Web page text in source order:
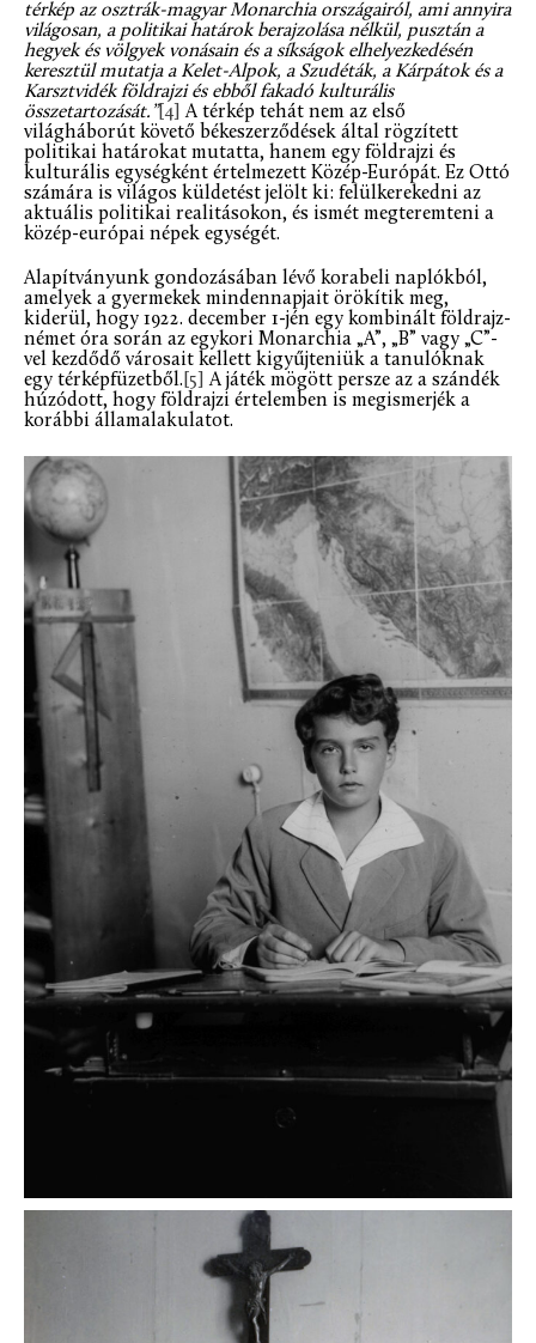
térkép az osztrák-magyar Monarchia országairól, ami annyira
világosan, a politikai határok berajzolása nélkül, pusztán a
hegyek és völgyek vonásain és a síkságok elhelyezkedésén
keresztül mutatja a Kelet-Alpok, a Szudéták, a Kárpátok és a
Karsztvidék földrajzi és ebből fakadó kulturális
összetartozását.”[4] A térkép tehát nem az első
világháborút követő békeszerződések által rögzített
politikai határokat mutatta, hanem egy földrajzi és
kulturális egységként értelmezett Közép-Európát. Ez Ottó
számára is világos küldetést jelölt ki: felülkerekedni az
aktuális politikai realitásokon, és ismét megteremteni a
közép-európai népek egységét.
Alapítványunk gondozásában lévő korabeli naplókból,
amelyek a gyermekek mindennapjait örökítik meg,
kiderül, hogy 1922. december 1-jén egy kombinált földrajz-
német óra során az egykori Monarchia „A”, „B” vagy „C”-
vel kezdődő városait kellett kigyűjteniük a tanulóknak
egy térképfüzetből. [5]
A játék mögött persze az a szándék
húzódott, hogy földrajzi értelemben is megismerjék a
korábbi államalakulatot.